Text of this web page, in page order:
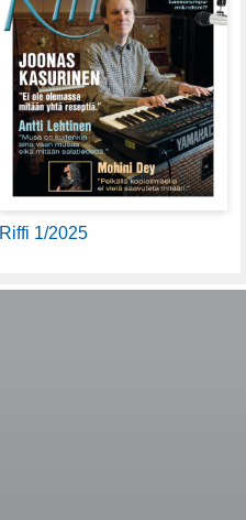
Riffi 1/2025